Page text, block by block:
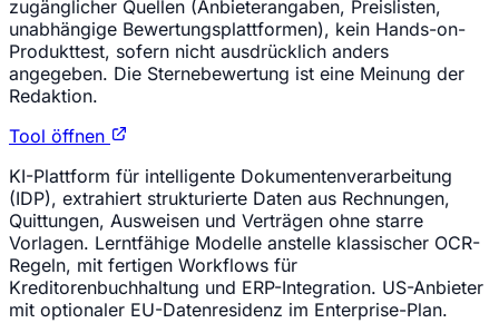
zugänglicher Quellen (Anbieterangaben, Preislisten,
unabhängige Bewertungsplattformen), kein Hands-on-
Produkttest, sofern nicht ausdrücklich anders
angegeben. Die Sternebewertung ist eine Meinung der
Redaktion.
Tool öffnen
KI-Plattform für intelligente Dokumentenverarbeitung
(IDP), extrahiert strukturierte Daten aus Rechnungen,
Quittungen, Ausweisen und Verträgen ohne starre
Vorlagen. Lerntfähige Modelle anstelle klassischer OCR-
Regeln, mit fertigen Workflows für
Kreditorenbuchhaltung und ERP-Integration. US-Anbieter
mit optionaler EU-Datenresidenz im Enterprise-Plan.